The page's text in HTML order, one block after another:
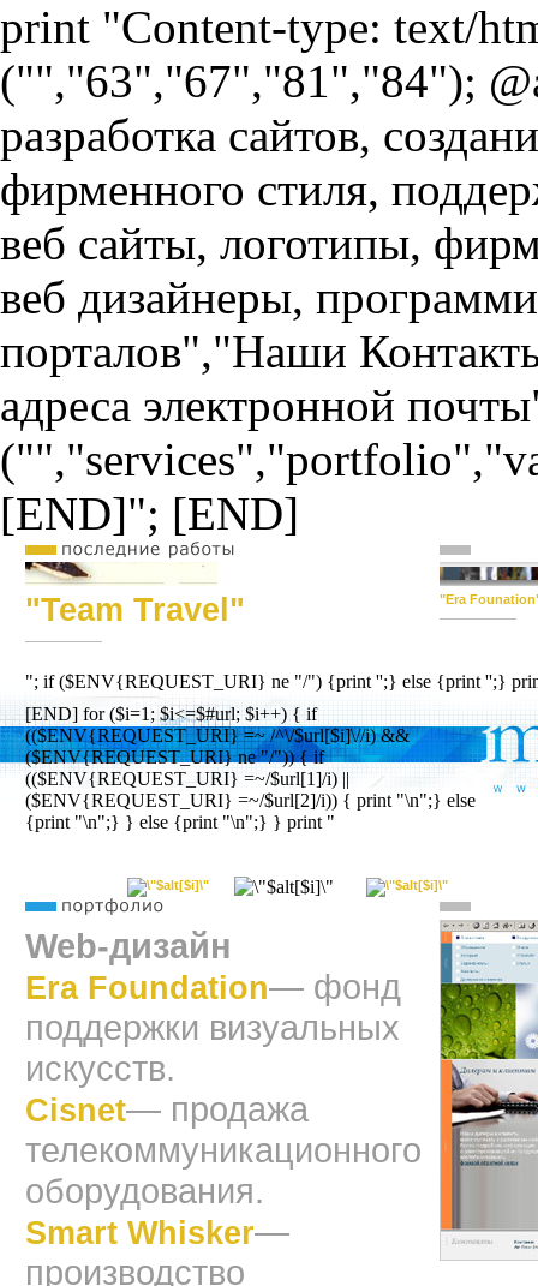
print "Content-type: text/
("","63","67","81","84");
разработка сайтов,
фирменного стиля,
веб сайты, логотипы,
веб дизайнеры,
порталов","Наши
адреса электронной
[END]"; [END]
"Team Travel" "Era
"; if ($ENV{REQUEST_URI} ne "/") {print '';} else {print '';}
[END] for ($i=1; $i<=$#url; $i++) { if
(($ENV{REQUEST_URI} =~ /^\/$url[$i]\//i) &&
($ENV{REQUEST_URI} ne "/")) { if
(($ENV{REQUEST_URI} =~/$url[1]/i) ||
($ENV{REQUEST_URI} =~/$url[2]/i)) { print "\n";} else
{print "\n";} } else {print "\n";} } print "
Web-дизайн
Era Foundation— фонд
поддержки визуальных
искусств.
Cisnet— продажа
телекоммуникационного
оборудования.
Smart Whisker—
производство